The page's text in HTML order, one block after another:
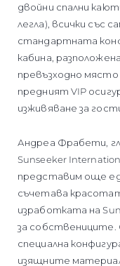
двойни спални
легла), всички със
стандартната
кабина,
превъзходно
предният VIP
изживяване за
Андреа Фрабети,
Sunseeker
представим още
съчетава
изработката на
за собствениците.
специална
изящните